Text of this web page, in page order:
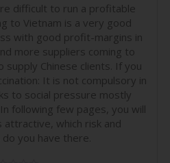
difficult to run a profitable
to Vietnam is a very good
with good profit-margins in
more suppliers coming to
supply Chinese clients. If you
It is not compulsory in
to social pressure mostly
following few pages, you will
attractive, which risk and
you have there.